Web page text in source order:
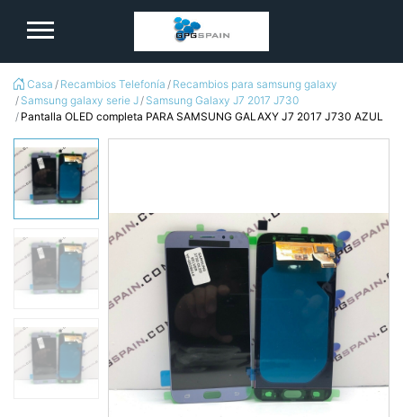
Casa Recambios Telefonía
Recambios para samsung galaxy
Samsung galaxy serie J Samsung Galaxy J7 2017 J730
Pantalla OLED completa PARA SAMSUNG GALAXY J7 2017 J730 AZUL